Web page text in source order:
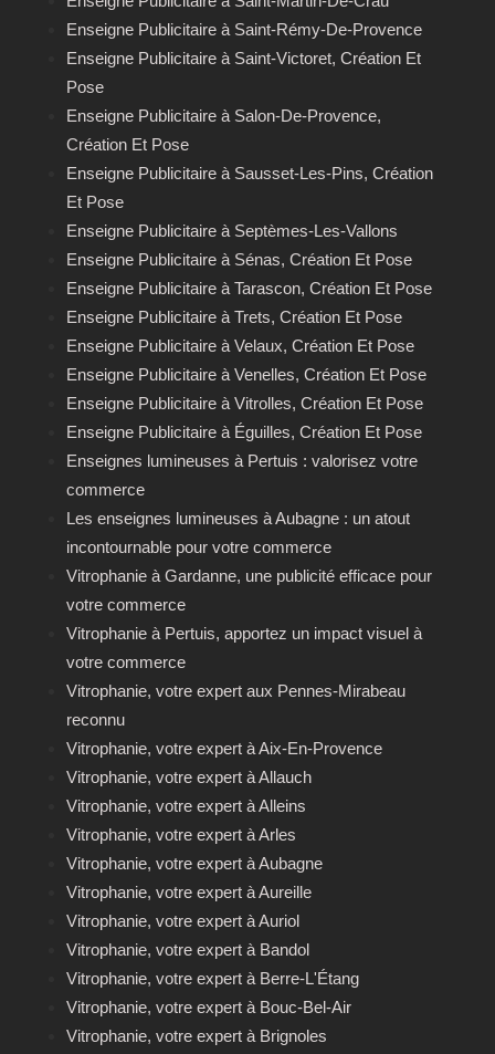
Enseigne Publicitaire à Saint-Rémy-De-Provence
Enseigne Publicitaire à Saint-Victoret, Création Et
Pose
Enseigne Publicitaire à Salon-De-Provence,
Création Et Pose
Enseigne Publicitaire à Sausset-Les-Pins, Création
Et Pose
Enseigne Publicitaire à Septèmes-Les-Vallons
Enseigne Publicitaire à Sénas, Création Et Pose
Enseigne Publicitaire à Tarascon, Création Et Pose
Enseigne Publicitaire à Trets, Création Et Pose
Enseigne Publicitaire à Velaux, Création Et Pose
Enseigne Publicitaire à Venelles, Création Et Pose
Enseigne Publicitaire à Vitrolles, Création Et Pose
Enseigne Publicitaire à Éguilles, Création Et Pose
Enseignes lumineuses à Pertuis : valorisez votre
commerce
Les enseignes lumineuses à Aubagne : un atout
incontournable pour votre commerce
Vitrophanie à Gardanne, une publicité efficace pour
votre commerce
Vitrophanie à Pertuis, apportez un impact visuel à
votre commerce
Vitrophanie, votre expert aux Pennes-Mirabeau
reconnu
Vitrophanie, votre expert à Aix-En-Provence
Vitrophanie, votre expert à Allauch
Vitrophanie, votre expert à Alleins
Vitrophanie, votre expert à Arles
Vitrophanie, votre expert à Aubagne
Vitrophanie, votre expert à Aureille
Vitrophanie, votre expert à Auriol
Vitrophanie, votre expert à Bandol
Vitrophanie, votre expert à Berre-L'Étang
Vitrophanie, votre expert à Bouc-Bel-Air
Vitrophanie, votre expert à Brignoles